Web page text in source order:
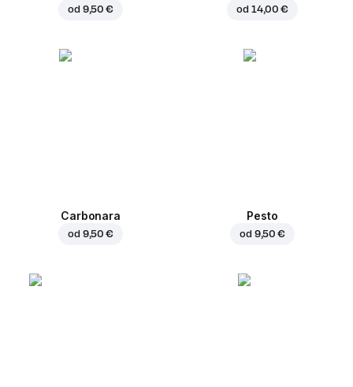
od 9,50 € od 14,00 €
Carbonara
od 9,50 €
Pesto
od 9,50 €